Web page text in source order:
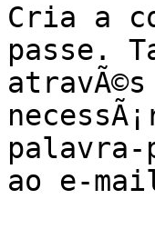
Cria a
passe.
palavra-
ao e-